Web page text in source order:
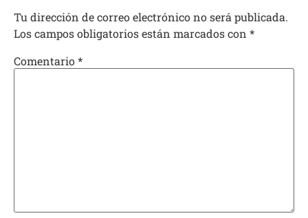
Tu dirección de correo electrónico no será publicada.
Los campos obligatorios están marcados con *
Comentario*